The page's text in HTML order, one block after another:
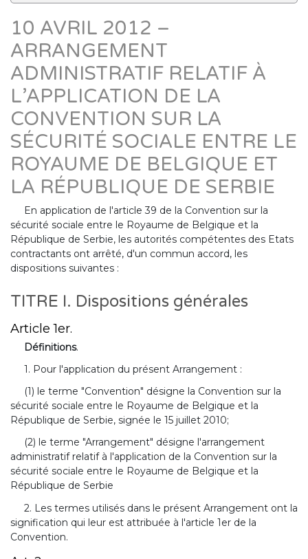
10 AVRIL 2012 –
ARRANGEMENT
ADMINISTRATIF RELATIF À
L’APPLICATION DE LA
CONVENTION SUR LA
SÉCURITÉ SOCIALE ENTRE LE
ROYAUME DE BELGIQUE ET
LA RÉPUBLIQUE DE SERBIE
En application de l'article 39 de la Convention sur la
sécurité sociale entre le Royaume de Belgique et la
République de Serbie, les autorités compétentes des Etats
contractants ont arrêté, d'un commun accord, les
dispositions suivantes :
TITRE I. Dispositions générales
Article 1er.
Définitions.
1. Pour l'application du présent Arrangement :
(1) le terme "Convention" désigne la Convention sur la
sécurité sociale entre le Royaume de Belgique et la
République de Serbie, signée le 15 juillet 2010;
(2) le terme "Arrangement" désigne l'arrangement
administratif relatif à l'application de la Convention sur la
sécurité sociale entre le Royaume de Belgique et la
République de Serbie
2. Les termes utilisés dans le présent Arrangement ont la
signification qui leur est attribuée à l'article 1er de la
Convention.